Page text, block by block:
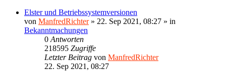
Elster und Betriebssystemversionen
von ManfredRichter» 22. Sep 2021, 08:27 » in
Bekanntmachungen
0 Antworten
218595 Zugriffe
Letzter Beitrag von ManfredRichter
22. Sep 2021, 08:27